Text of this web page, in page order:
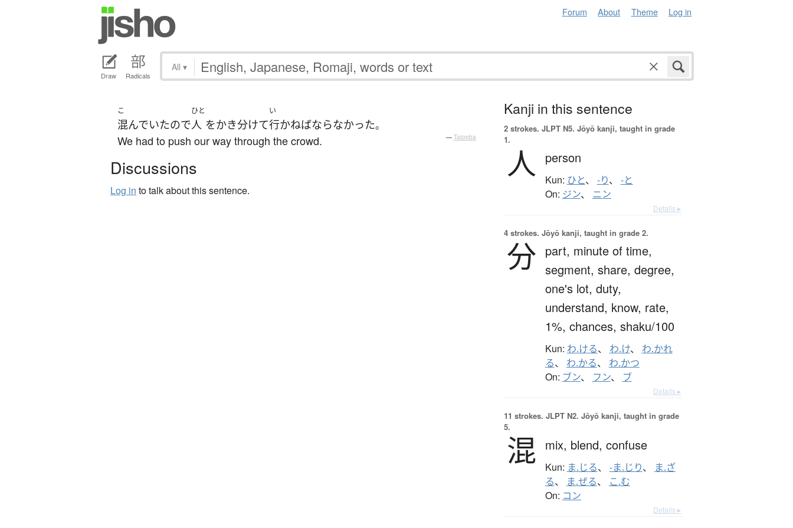
Forum About Theme Log in
Draw Radicals
All ▾
こ
混んでいたので
ひと
人 をかき分けて
い
行かねばならなかった。
We had to push our way through the crowd. — Tatoeba
Discussions
Log in to talk about this sentence.
Kanji in this sentence
2 strokes. JLPT N5. Jōyō kanji, taught in grade
1.
人 person
Kun: ひと、 -り、 -と
On: ジン、 ニン
Details ▸
4 strokes. Jōyō kanji, taught in grade 2.
分 part, minute of time,
segment, share, degree,
one's lot, duty,
understand, know, rate,
1%, chances, shaku/100
Kun: わ.ける、 わ.け、 わ.かれ
る、 わ.かる、 わ.かつ
On: ブン、 フン、 ブ
Details ▸
11 strokes. JLPT N2. Jōyō kanji, taught in grade
5.
混 mix, blend, confuse
Kun: ま.じる、 -ま.じり、
ま.ざ
る、 ま.ぜる、 こ.む
On: コン
Details ▸